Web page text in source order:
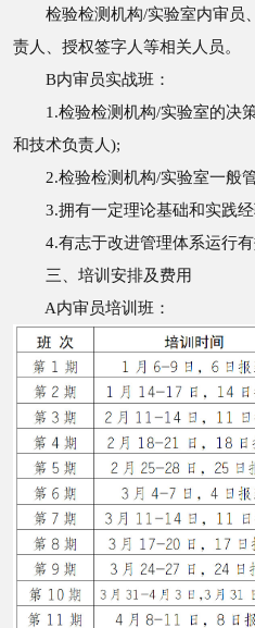
检验检测机构/实验室内审员
责人、授权签字人等相关人员。
B内审员实战班：
1.检验检测机构/实验室的决策
和技术负责人);
2.检验检测机构/实验室一般管
3.拥有一定理论基础和实践经
4.有志于改进管理体系运行有
三、培训安排及费用
A内审员培训班：